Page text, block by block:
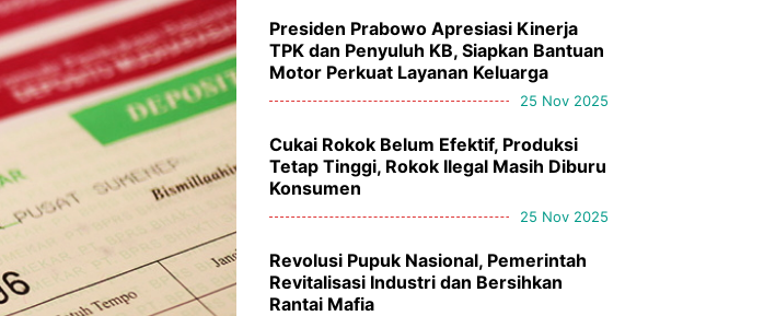
Presiden Prabowo Apresiasi Kinerja
TPK dan Penyuluh KB, Siapkan Bantuan
Motor Perkuat Layanan Keluarga
25 Nov 2025
Cukai Rokok Belum Efektif, Produksi
Tetap Tinggi, Rokok Ilegal Masih Diburu
Konsumen
25 Nov 2025
Revolusi Pupuk Nasional, Pemerintah
Revitalisasi Industri dan Bersihkan
Rantai Mafia